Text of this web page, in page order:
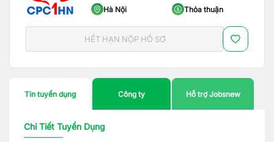
Hà Nội
Thỏa thuận
HẾT HẠN NỘP HỒ SƠ
Tin tuyển dụng Công ty Hỗ trợ Jobsnew
Chi Tiết Tuyển Dụng